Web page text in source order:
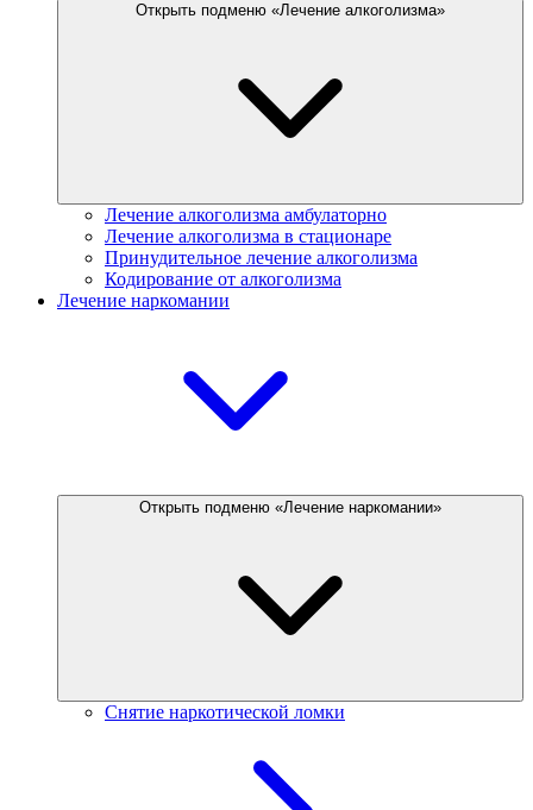
Открыть подменю «Лечение алкоголизма»
Лечение алкоголизма амбулаторно
Лечение алкоголизма в стационаре
Принудительное лечение алкоголизма
Кодирование от алкоголизма
Лечение наркомании
Открыть подменю «Лечение наркомании»
Снятие наркотической ломки